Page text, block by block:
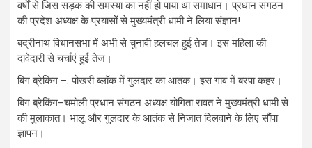
वर्षों से जिस सड़क की समस्या का नहीं हो पाया था समाधान। प्रधान संगठन
की प्रदेश अध्यक्ष के प्रयासों से मुख्यमंत्री धामी ने लिया संज्ञान!
बद्रीनाथ विधानसभा में अभी से चुनावी हलचल हुई तेज। इस महिला की
दावेदारी से चर्चाएं हुई तेज।
बिग ब्रेकिंग –: पोखरी ब्लॉक में गुलदार का आतंक। इस गांव में बरपा कहर।
बिग ब्रेकिंग–चमोली प्रधान संगठन अध्यक्ष योगिता रावत ने मुख्यमंत्री धामी से
की मुलाकात। भालू और गुलदार के आतंक से निजात दिलवाने के लिए सौंपा
ज्ञापन।